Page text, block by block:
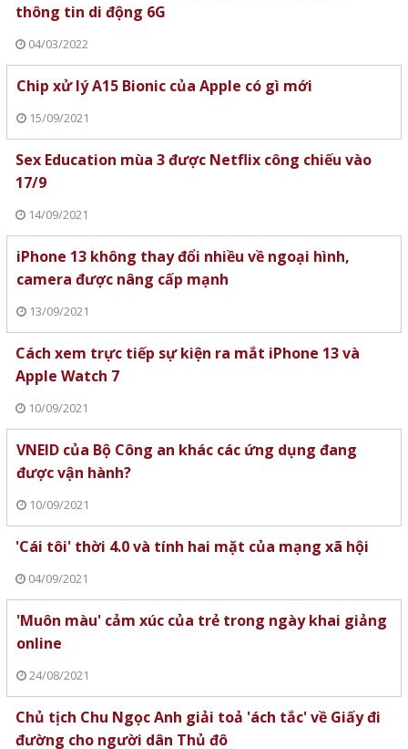
thông tin di động 6G
04/03/2022
Chip xử lý A15 Bionic của Apple có gì mới
15/09/2021
Sex Education mùa 3 được Netflix công chiếu vào
17/9
14/09/2021
iPhone 13 không thay đổi nhiều về ngoại hình,
camera được nâng cấp mạnh
13/09/2021
Cách xem trực tiếp sự kiện ra mắt iPhone 13 và
Apple Watch 7
10/09/2021
VNEID của Bộ Công an khác các ứng dụng đang
được vận hành?
10/09/2021
'Cái tôi' thời 4.0 và tính hai mặt của mạng xã hội
04/09/2021
'Muôn màu' cảm xúc của trẻ trong ngày khai giảng
online
24/08/2021
Chủ tịch Chu Ngọc Anh giải toả 'ách tắc' về Giấy đi
đường cho người dân Thủ đô